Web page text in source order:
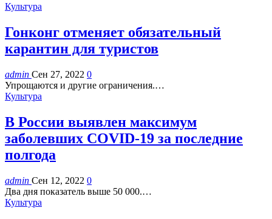
Культура
Гонконг отменяет обязательный
карантин для туристов
admin Сен 27, 2022 0
Упрощаются и другие ограничения.…
Культура
В России выявлен максимум
заболевших COVID-19 за последние
полгода
admin Сен 12, 2022 0
Два дня показатель выше 50 000.…
Культура